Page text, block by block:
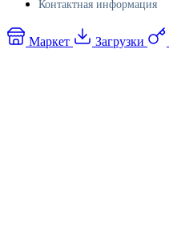
Контактная информация
Маркет Загрузки